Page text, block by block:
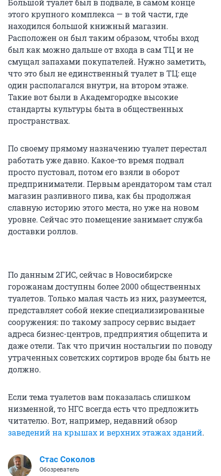
Большой туалет был в подвале, в самом конце
этого крупного комплекса — в той части, где
находился большой книжный магазин.
Расположен он был таким образом, чтобы вход
был как можно дальше от входа в сам ТЦ и не
смущал запахами покупателей. Нужно заметить,
что это был не единственный туалет в ТЦ: еще
один располагался внутри, на втором этаже.
Такие вот были в Академгородке высокие
стандарты культуры быта в общественных
пространствах.
По своему прямому назначению туалет перестал
работать уже давно. Какое-то время подвал
просто пустовал, потом его взяли в оборот
предприниматели. Первым арендатором там стал
магазин разливного пива, как бы продолжая
славную историю этого места, но уже на новом
уровне. Сейчас это помещение занимает служба
доставки роллов.
По данным 2ГИС, сейчас в Новосибирске
горожанам доступны более 2000 общественных
туалетов. Только малая часть из них, разумеется,
представляет собой некие специализированные
сооружения: по такому запросу сервис выдает
адреса бизнес-центров, предприятия общепита и
даже отели. Так что причин ностальгии по поводу
утраченных советских сортиров вроде бы быть не
должно.
Если тема туалетов вам показалась слишком
низменной, то НГС всегда есть что предложить
читателю. Вот, например, недавний обзор
заведений на крышах и верхних этажах зданий.
Стас Соколов
Обозреватель